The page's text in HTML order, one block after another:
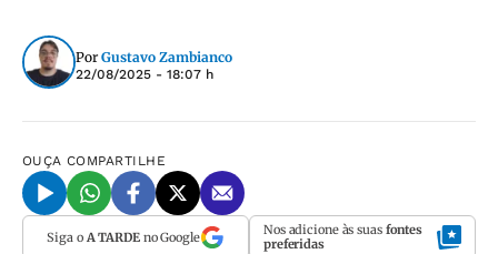
Por Gustavo Zambianco
22/08/2025 - 18:07 h
OUÇA COMPARTILHE
Siga o A TARDEno Google Nos adicione às suas fontes
preferidas